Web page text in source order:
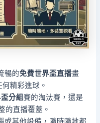
暢的免費世界盃直播畫
精彩進球。
分組賽的淘汰賽，還是
的直播覆蓋。